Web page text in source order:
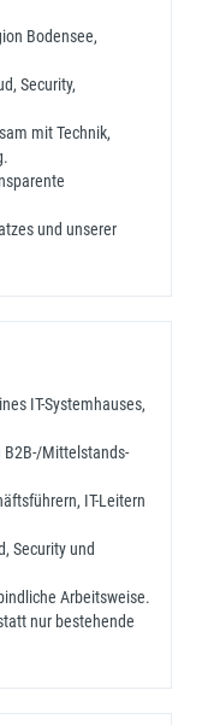
Bodensee,
Security,
mit Technik,
und unserer
IT-Systemhauses,
B2B-/Mittelstands-
IT-Leitern
Security und
Arbeitsweise.
nur bestehende